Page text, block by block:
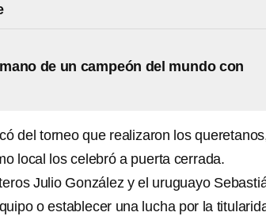
de un campeón del mundo con
del torneo que realizaron los
local los celebró a puerta cerrada.
Julio González y el uruguayo
o establecer una lucha por la